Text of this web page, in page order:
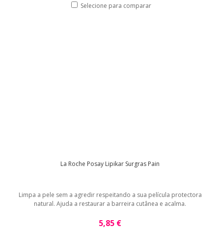
Selecione para comparar
La Roche Posay Lipikar Surgras Pain
Limpa a pele sem a agredir respeitando a sua película protectora
natural. Ajuda a restaurar a barreira cutânea e acalma.
5,85 €